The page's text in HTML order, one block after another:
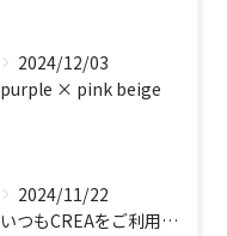
2024/12/03
purple × pink beige
2024/11/22
いつもCREAをご利用頂き誠に有難う御座います！